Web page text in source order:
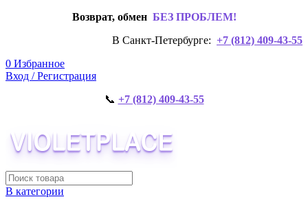
Возврат, обмен БЕЗ ПРОБЛЕМ!
В Санкт-Петербурге: +7 (812) 409-43-55
0 Избранное
Вход / Регистрация
📞 +7 (812) 409-43-55
В категории